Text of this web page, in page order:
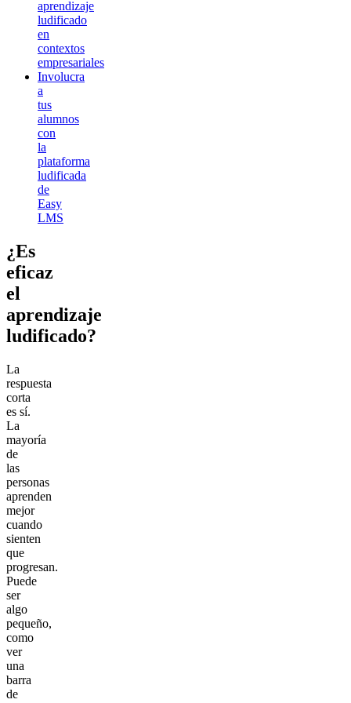
aprendizaje
ludificado
en
contextos
empresariales
Involucra
a
tus
alumnos
con
la
plataforma
ludificada
de
Easy
LMS
¿Es
eficaz
el
aprendizaje
ludificado?
La
respuesta
corta
es sí.
La
mayoría
de
las
personas
aprenden
mejor
cuando
sienten
que
progresan.
Puede
ser
algo
pequeño,
como
ver
una
barra
de